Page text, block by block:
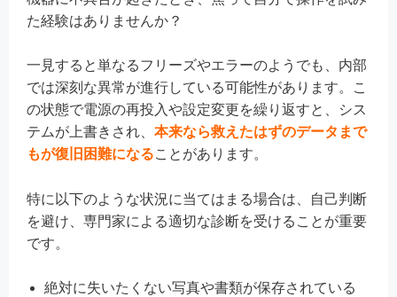
た経験はありませんか？
一見すると単なるフリーズやエラーのようでも、内部
では深刻な異常が進行している可能性があります。こ
の状態で電源の再投入や設定変更を繰り返すと、シス
テムが上書きされ、 本来なら救えたはずのデータまで
もが復旧困難になることがあります。
特に以下のような状況に当てはまる場合は、自己判断
を避け、専門家による適切な診断を受けることが重要
です。
絶対に失いたくない写真や書類が保存されている